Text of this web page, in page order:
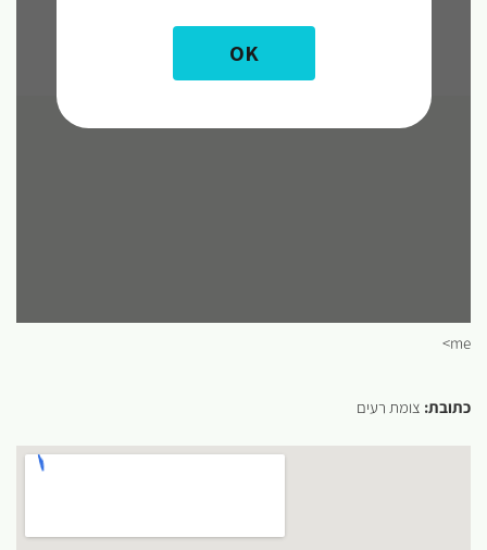
me>
כתובת: צומת רעים